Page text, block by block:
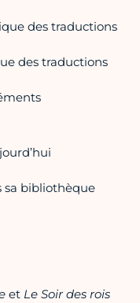
des traductions
des traductions
sa bibliothèque
et Le Soir des rois